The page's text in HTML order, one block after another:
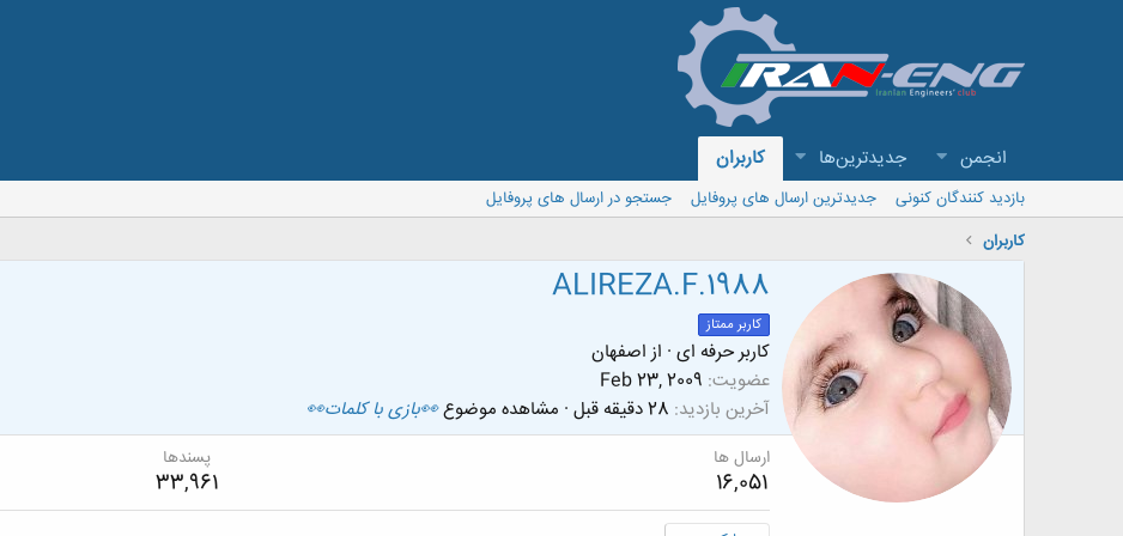
انجمن جدیدترین‌ها کاربران
بازدید کنندگان کنونی جدیدترین ارسال های پروفایل
جستجو در ارسال های پروفایل
کاربران
ALIREZA.F.1988
کاربر ممتاز
کاربر حرفه ای · از اصفهان
عضویت Feb 23, 2009
آخرین بازدید 28 دقیقه قبل · مشاهده موضوع👀بازی با کلمات👀
ارسال ها
16,051
پسندها
33,961